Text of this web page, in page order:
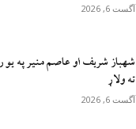
آگست 6, 2026
شهباز شریف او عاصم منیر په
ته ولاړ
آگست 6, 2026